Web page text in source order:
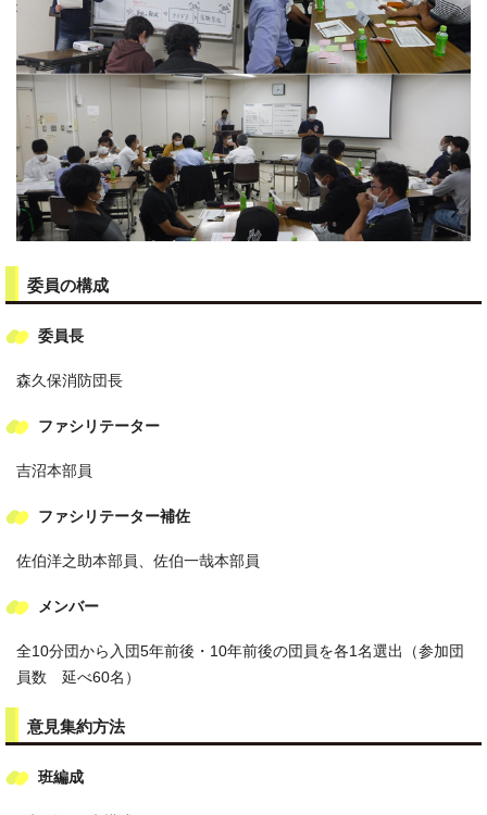
委員の構成
委員長
森久保消防団長
ファシリテーター
吉沼本部員
ファシリテーター補佐
佐伯洋之助本部員、佐伯一哉本部員
メンバー
全10分団から入団5年前後・10年前後の団員を各1名選出（参加団
員数 延べ60名）
意見集約方法
班編成